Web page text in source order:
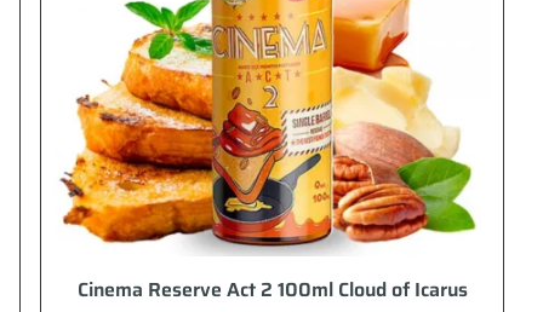
Cinema Reserve Act 2 100ml Cloud of Icarus